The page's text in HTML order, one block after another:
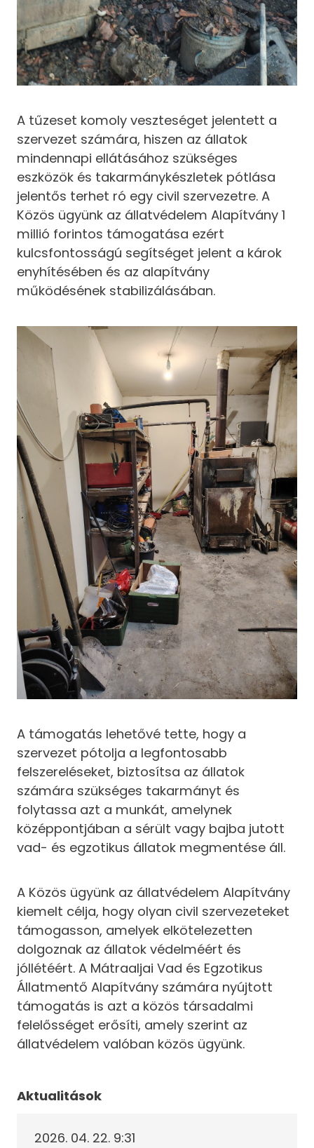
A tűzeset komoly veszteséget jelentett a
szervezet számára, hiszen az állatok
mindennapi ellátásához szükséges
eszközök és takarmánykészletek pótlása
jelentős terhet ró egy civil szervezetre. A
Közös ügyünk az állatvédelem Alapítvány 1
millió forintos támogatása ezért
kulcsfontosságú segítséget jelent a károk
enyhítésében és az alapítvány
működésének stabilizálásában.
A támogatás lehetővé tette, hogy a
szervezet pótolja a legfontosabb
felszereléseket, biztosítsa az állatok
számára szükséges takarmányt és
folytassa azt a munkát, amelynek
középpontjában a sérült vagy bajba jutott
vad- és egzotikus állatok megmentése áll.
A Közös ügyünk az állatvédelem Alapítvány
kiemelt célja, hogy olyan civil szervezeteket
támogasson, amelyek elkötelezetten
dolgoznak az állatok védelméért és
jóllétéért. A Mátraaljai Vad és Egzotikus
Állatmentő Alapítvány számára nyújtott
támogatás is azt a közös társadalmi
felelősséget erősíti, amely szerint az
állatvédelem valóban közös ügyünk.
Aktualitások
2026. 04. 22. 9:31